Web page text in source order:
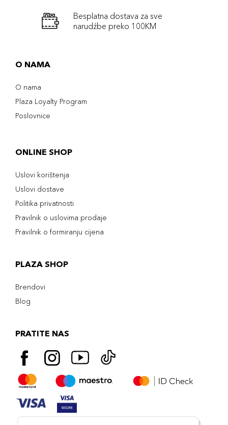
Besplatna dostava za sve
narudźbe preko 100KM
O NAMA
O nama
Plaza Loyalty Program
Poslovnice
ONLINE SHOP
Uslovi korištenja
Uslovi dostave
Politika privatnosti
Pravilnik o uslovima prodaje
Pravilnik o formiranju cijena
PLAZA SHOP
Brendovi
Blog
PRATITE NAS